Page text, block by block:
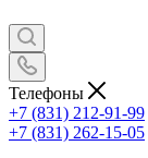
Телефоны
+7 (831) 212-91-99
+7 (831) 262-15-05